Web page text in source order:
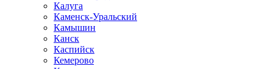
Калуга
Каменск-Уральский
Камышин
Канск
Каспийск
Кемерово